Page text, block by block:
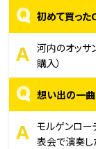
Q 初めて買った
A 河内のオッ
購入）
Q 想い出の一曲
A モルゲンロー
表会で演奏し